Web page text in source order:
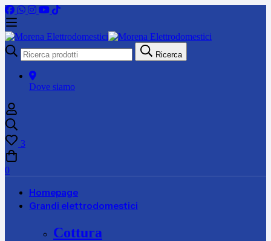
Ricerca
per:
Ricerca
Dove siamo
3
0
Homepage
Grandi elettrodomestici
Cottura